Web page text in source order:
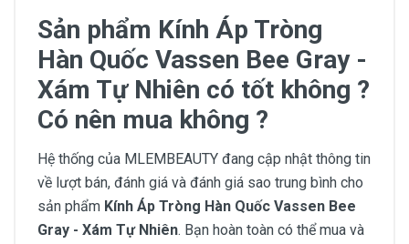
Sản phẩm Kính Áp Tròng
Hàn Quốc Vassen Bee Gray -
Xám Tự Nhiên có tốt không ?
Có nên mua không ?
Hệ thống của MLEMBEAUTY đang cập nhật thông tin
về lượt bán, đánh giá và đánh giá sao trung bình cho
sản phẩm Kính Áp Tròng Hàn Quốc Vassen Bee
Gray - Xám Tự Nhiên. Bạn hoàn toàn có thể mua và